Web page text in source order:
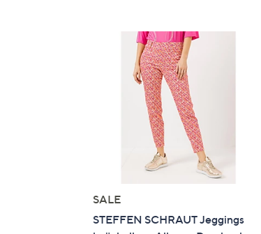
SALE
STEFFEN SCHRAUT Jeggings